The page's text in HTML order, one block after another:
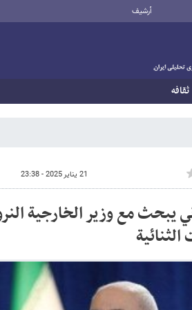
أرشيف
ثقافه
21 يناير 2025 - 23:38
يبحث مع وزير الخارجية
الثنائية